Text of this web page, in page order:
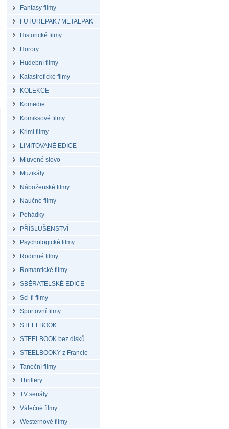
Fantasy filmy
FUTUREPAK / METALPAK
Historické filmy
Horory
Hudební filmy
Katastrofické filmy
KOLEKCE
Komedie
Komiksové filmy
Krimi filmy
LIMITOVANÉ EDICE
Mluvené slovo
Muzikály
Náboženské filmy
Naučné filmy
Pohádky
PŘÍSLUŠENSTVÍ
Psychologické filmy
Rodinné filmy
Romantické filmy
SBĚRATELSKÉ EDICE
Sci-fi filmy
Sportovní filmy
STEELBOOK
STEELBOOK bez disků
STEELBOOKY z Francie
Taneční filmy
Thrillery
TV seriály
Válečné filmy
Westernové filmy